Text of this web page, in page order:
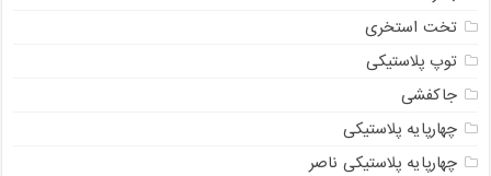
تخت استخری
توپ پلاستیکی
جاکفشی
چهارپایه پلاستیکی
چهارپایه پلاستیکی ناصر